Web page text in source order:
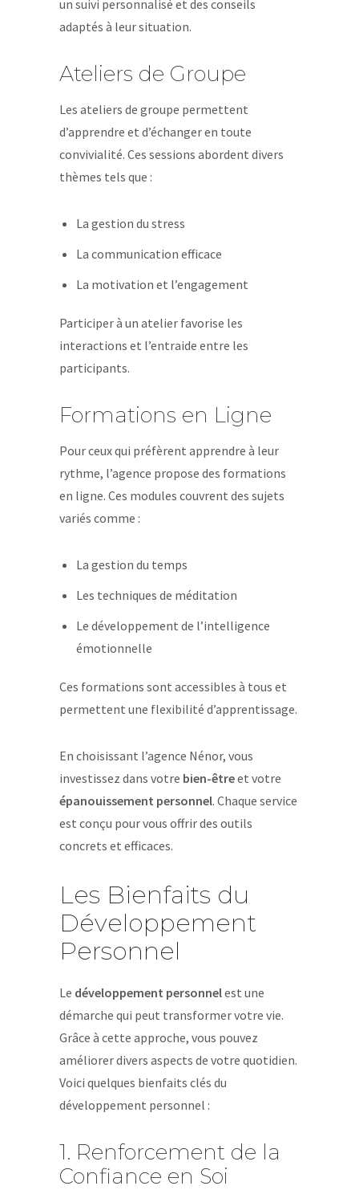
un suivi personnalisé et des conseils
adaptés à leur situation.
Ateliers de Groupe
Les ateliers de groupe permettent
d’apprendre et d’échanger en toute
convivialité. Ces sessions abordent divers
thèmes tels que :
La gestion du stress
La communication efficace
La motivation et l’engagement
Participer à un atelier favorise les
interactions et l’entraide entre les
participants.
Formations en Ligne
Pour ceux qui préfèrent apprendre à leur
rythme, l’agence propose des formations
en ligne. Ces modules couvrent des sujets
variés comme :
La gestion du temps
Les techniques de méditation
Le développement de l’intelligence
émotionnelle
Ces formations sont accessibles à tous et
permettent une flexibilité d’apprentissage.
En choisissant l’agence Nénor, vous
investissez dans votre bien-êtreet votre
épanouissement personnel. Chaque service
est conçu pour vous offrir des outils
concrets et efficaces.
Les Bienfaits du
Développement
Personnel
Le développement personnelest une
démarche qui peut transformer votre vie.
Grâce à cette approche, vous pouvez
améliorer divers aspects de votre quotidien.
Voici quelques bienfaits clés du
développement personnel :
1. Renforcement de la
Confiance en Soi